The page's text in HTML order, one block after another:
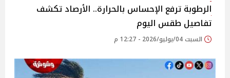
الرطوبة ترفع الإحساس بالحرارة.. الأرصاد تكشف
تفاصيل طقس اليوم
السبت 04/يوليو/2026 - 12:27 م